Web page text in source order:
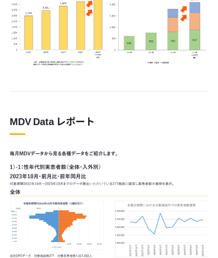
MDV Data レポート